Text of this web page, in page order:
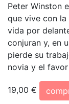
Peter Winston
que vive con
vida por
conjuran y, en
pierde su
novia y el favor
19,00 €